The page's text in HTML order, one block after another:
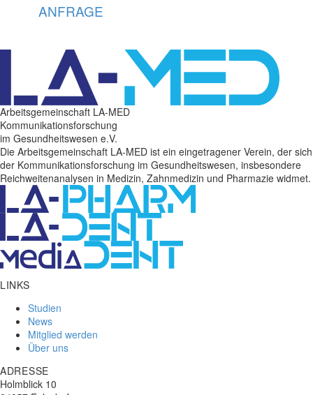
ANFRAGE
Arbeitsgemeinschaft LA-MED
Kommunikationsforschung
im Gesundheitswesen e.V.
Die Arbeitsgemeinschaft LA-MED ist ein eingetragener Verein, der sich
der Kommunikationsforschung im Gesundheitswesen, insbesondere
Reichweitenanalysen in Medizin, Zahnmedizin und Pharmazie widmet.
LINKS
Studien
News
Mitglied werden
Über uns
ADRESSE
Holmblick 10